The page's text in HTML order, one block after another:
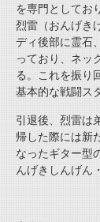
を専門としてお
烈雷（おんげき
ディ後部に霊石
っており、ネッ
る。これを振り
基本的な戦闘ス
引退後、烈雷は
帰した際には新
なったギター型
んげきしんげん